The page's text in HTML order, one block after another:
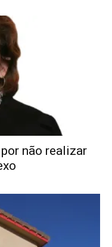
não realizar